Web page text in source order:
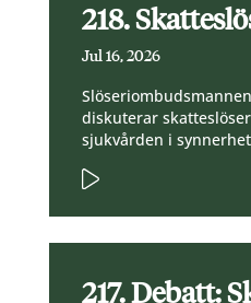
218.
Jul 16, 2026
diskuterar
sjukvården i
217. Debatt: